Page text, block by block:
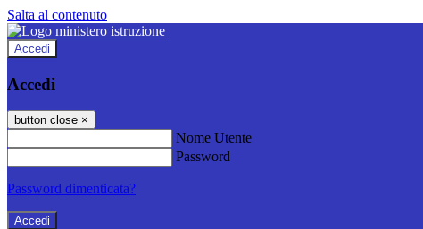
Salta al contenuto
Accedi
Accedi
button close ×
Nome Utente
Password
Password dimenticata?